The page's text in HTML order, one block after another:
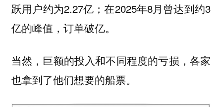
跃用户约为2.27亿；在2025年8月曾达到约3
亿的峰值，订单破亿。
当然，巨额的投入和不同程度的亏损，各家
也拿到了他们想要的船票。